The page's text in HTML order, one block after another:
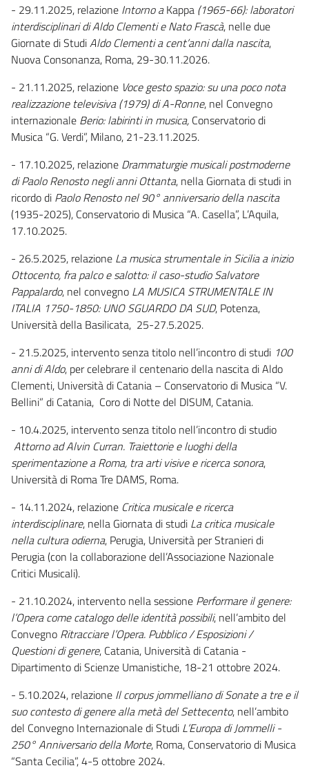
- 29.11.2025, relazione Intorno aKappa (1965-66): laboratori
interdisciplinari di Aldo Clementi e Nato Frascà, nelle due
Giornate di StudiAldo Clementi a cent’anni dalla nascita,
Nuova Consonanza, Roma, 29-30.11.2026.
- 21.11.2025, relazione Voce gesto spazio: su una poco nota
realizzazione televisiva (1979) di A-Ronne, nel Convegno
internazionale Berio: labirinti in musica, Conservatorio di
Musica “G. Verdi”, Milano, 21-23.11.2025.
- 17.10.2025, relazione Drammaturgie musicali postmoderne
di Paolo Renosto negli anni Ottanta, nella Giornata di studi in
ricordo di Paolo Renostonel 90° anniversario della nascita
(1935-2025), Conservatorio di Musica “A. Casella”, L’Aquila,
17.10.2025.
- 26.5.2025, relazione La musica strumentale in Sicilia a inizio
Ottocento, fra palco e salotto: il caso-studio Salvatore
Pappalardo, nel convegno LA MUSICA STRUMENTALE IN
ITALIA 1750-1850: UNO SGUARDO DA SUD, Potenza,
Università della Basilicata, 25-27.5.2025.
- 21.5.2025, intervento senza titolo nell’incontro di studi 100
anni di Aldo, per celebrare il centenario della nascita di Aldo
Clementi, Università di Catania – Conservatorio di Musica “V.
Bellini” di Catania, Coro di Notte del DISUM, Catania.
- 10.4.2025, intervento senza titolo nell’incontro di studio
Attorno ad Alvin Curran. Traiettorie e luoghi della
sperimentazione a Roma, tra arti visive e ricerca sonora,
Università di Roma Tre DAMS, Roma.
- 14.11.2024, relazione Critica musicale e ricerca
interdisciplinare, nella Giornata di studi La critica musicale
nella cultura odierna, Perugia, Università per Stranieri di
Perugia (con la collaborazione dell’Associazione Nazionale
Critici Musicali).
- 21.10.2024, intervento nella sessione Performare il genere:
l’Opera come catalogo delle identità possibili, nell’ambito del
Convegno Ritracciare l’Opera. Pubblico / Esposizioni /
Questioni di genere, Catania, Università di Catania -
Dipartimento di Scienze Umanistiche, 18-21 ottobre 2024.
- 5.10.2024, relazione Il corpus jommelliano di Sonate a tre e il
suo contesto di genere alla metà del Settecento, nell’ambito
del Convegno Internazionale di Studi L’Europa di Jommelli -
250° Anniversario della Morte, Roma, Conservatorio di Musica
“Santa Cecilia”, 4-5 ottobre 2024.